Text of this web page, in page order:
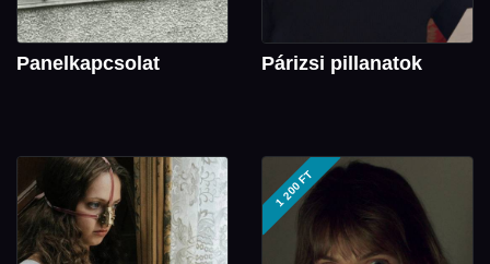
Panelkapcsolat Párizsi pillanatok
1 200 FT